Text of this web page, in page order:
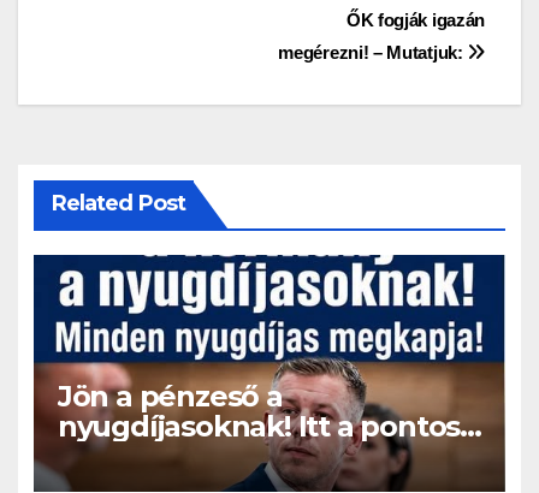
ŐK fogják igazán
megérezni! – Mutatjuk:
Related Post
Jön a pénzeső a
nyugdíjasoknak! Itt a pontos
összeg és a kormány döntése!